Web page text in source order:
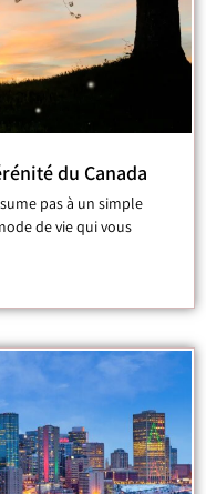
du Canada
pas à un simple
de vie qui vous